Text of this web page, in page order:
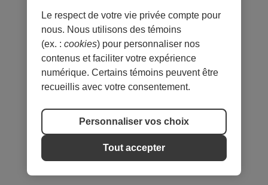
Le respect de votre vie privée compte pour
nous. Nous utilisons des témoins
(ex. : cookies) pour personnaliser nos
contenus et faciliter votre expérience
numérique. Certains témoins peuvent être
recueillis avec votre consentement.
Personnaliser vos choix
Tout accepter